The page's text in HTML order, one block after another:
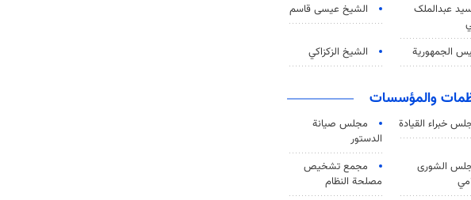
عبدالملک
الشيخ عيسى قاسم
الجمهورية الشيخ الزكزاكي
والمؤسسات
خبراء القيادة
مجلس صيانة
الدستور
الشورى
مجمع تشخيص
مصلحة النظام